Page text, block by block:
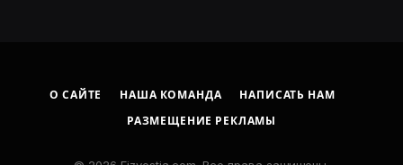
О САЙТЕ НАША КОМАНДА
НАПИСАТЬ НАМ
РАЗМЕЩЕНИЕ РЕКЛАМЫ